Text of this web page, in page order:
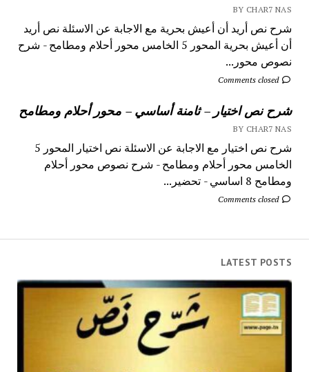
BY CHAR7 NAS
شرح نص أريد أن أعيش بحرية مع الاجابة عن الاسئلة نص أريد
أن أعيش بحرية المحور 5 الخامس محور أحلام ومطامح - شرح
نصوص محور...
Comments closed
شرح نص اختيار – ثامنة أساسي – محور أحلام ومطامح
BY CHAR7 NAS
شرح نص اختيار مع الاجابة عن الاسئلة نص اختيار المحور 5
الخامس محور أحلام ومطامح - شرح نصوص محور أحلام
ومطامح 8 اساسي - تحضير...
Comments closed
LATEST POSTS